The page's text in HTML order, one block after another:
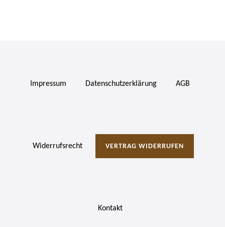
Impressum Daten­schutz­erklärung AGB
Widerrufs­recht VERTRAG WIDERRUFEN
Kontakt